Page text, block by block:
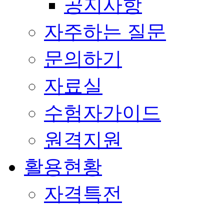
공지사항
자주하는 질문
문의하기
자료실
수험자가이드
원격지원
활용현황
자격특전